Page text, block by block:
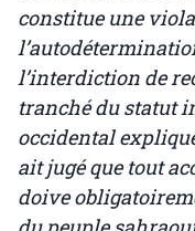
constitue une
l’interdiction de
tranché du statut
occidental
ait jugé que tout
doive